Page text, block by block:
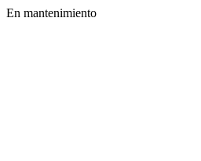
En mantenimiento